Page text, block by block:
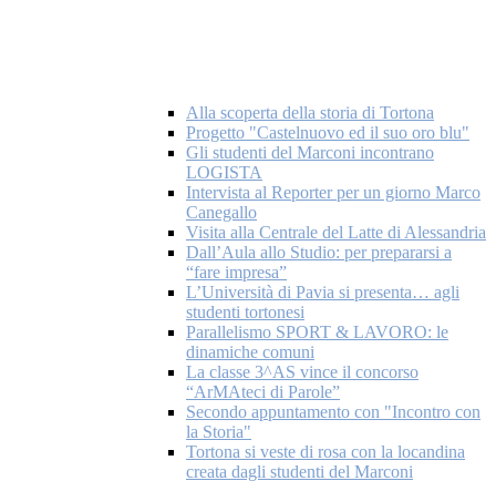
Alla scoperta della storia di Tortona
Progetto "Castelnuovo ed il suo oro blu"
Gli studenti del Marconi incontrano
LOGISTA
Intervista al Reporter per un giorno Marco
Canegallo
Visita alla Centrale del Latte di Alessandria
Dall’Aula allo Studio: per prepararsi a
“fare impresa”
L’Università di Pavia si presenta… agli
studenti tortonesi
Parallelismo SPORT & LAVORO: le
dinamiche comuni
La classe 3^AS vince il concorso
“ArMAteci di Parole”
Secondo appuntamento con "Incontro con
la Storia"
Tortona si veste di rosa con la locandina
creata dagli studenti del Marconi